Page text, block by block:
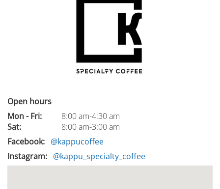
Open hours
Mon - Fri:
8:00 am-4:30 am
Sat:
8:00 am-3:00 am
Facebook
@kappucoffee
Instagram
@kappu_specialty_coffee